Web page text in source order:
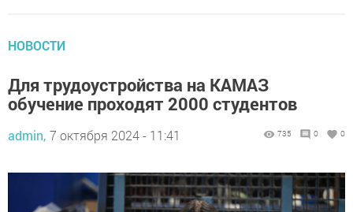
НОВОСТИ
Для трудоустройства на КАМАЗ
обучение проходят 2000 студентов
admin, 7 октября 2024 - 11:41 735 0 0